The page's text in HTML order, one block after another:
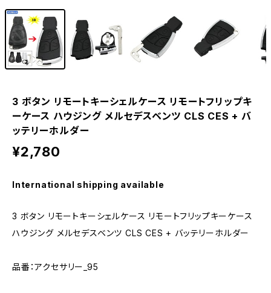
3 ボタン リモートキーシェルケース リモートフリップキ
ーケース ハウジング メルセデスベンツ CLS CES + バ
ッテリーホルダー
¥2,780
International shipping available
3 ボタン リモートキーシェルケース リモートフリップキーケース
ハウジング メルセデスベンツ CLS CES + バッテリーホルダー
品番：アクセサリー_95